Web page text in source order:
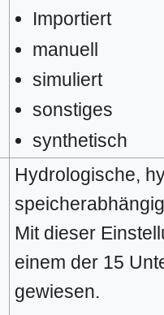
Importiert
manuell
simuliert
sonstiges
synthetisch
Hydrologische,
Mit dieser
einem der 15
gewiesen.